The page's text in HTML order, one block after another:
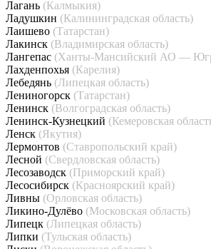
Лагань (Калмыкия)
Ладушкин (Калининградская область)
Лаишево (Татарстан)
Лакинск (Владимирская область)
Лангепас (Ханты-Мансийский АО —
Лахденпохья (Карелия)
Лебедянь (Липецкая область)
Лениногорск (Татарстан)
Ленинск (Волгоградская область)
Ленинск-Кузнецкий (Кемеровская
Ленск (Якутия)
Лермонтов (Ставропольский край)
Лесной (Свердловская область)
Лесозаводск (Приморский край)
Лесосибирск (Красноярский край)
Ливны (Орловская область)
Ликино-Дулёво (Московская область)
Липецк (Липецкая область)
Липки (Тульская область)